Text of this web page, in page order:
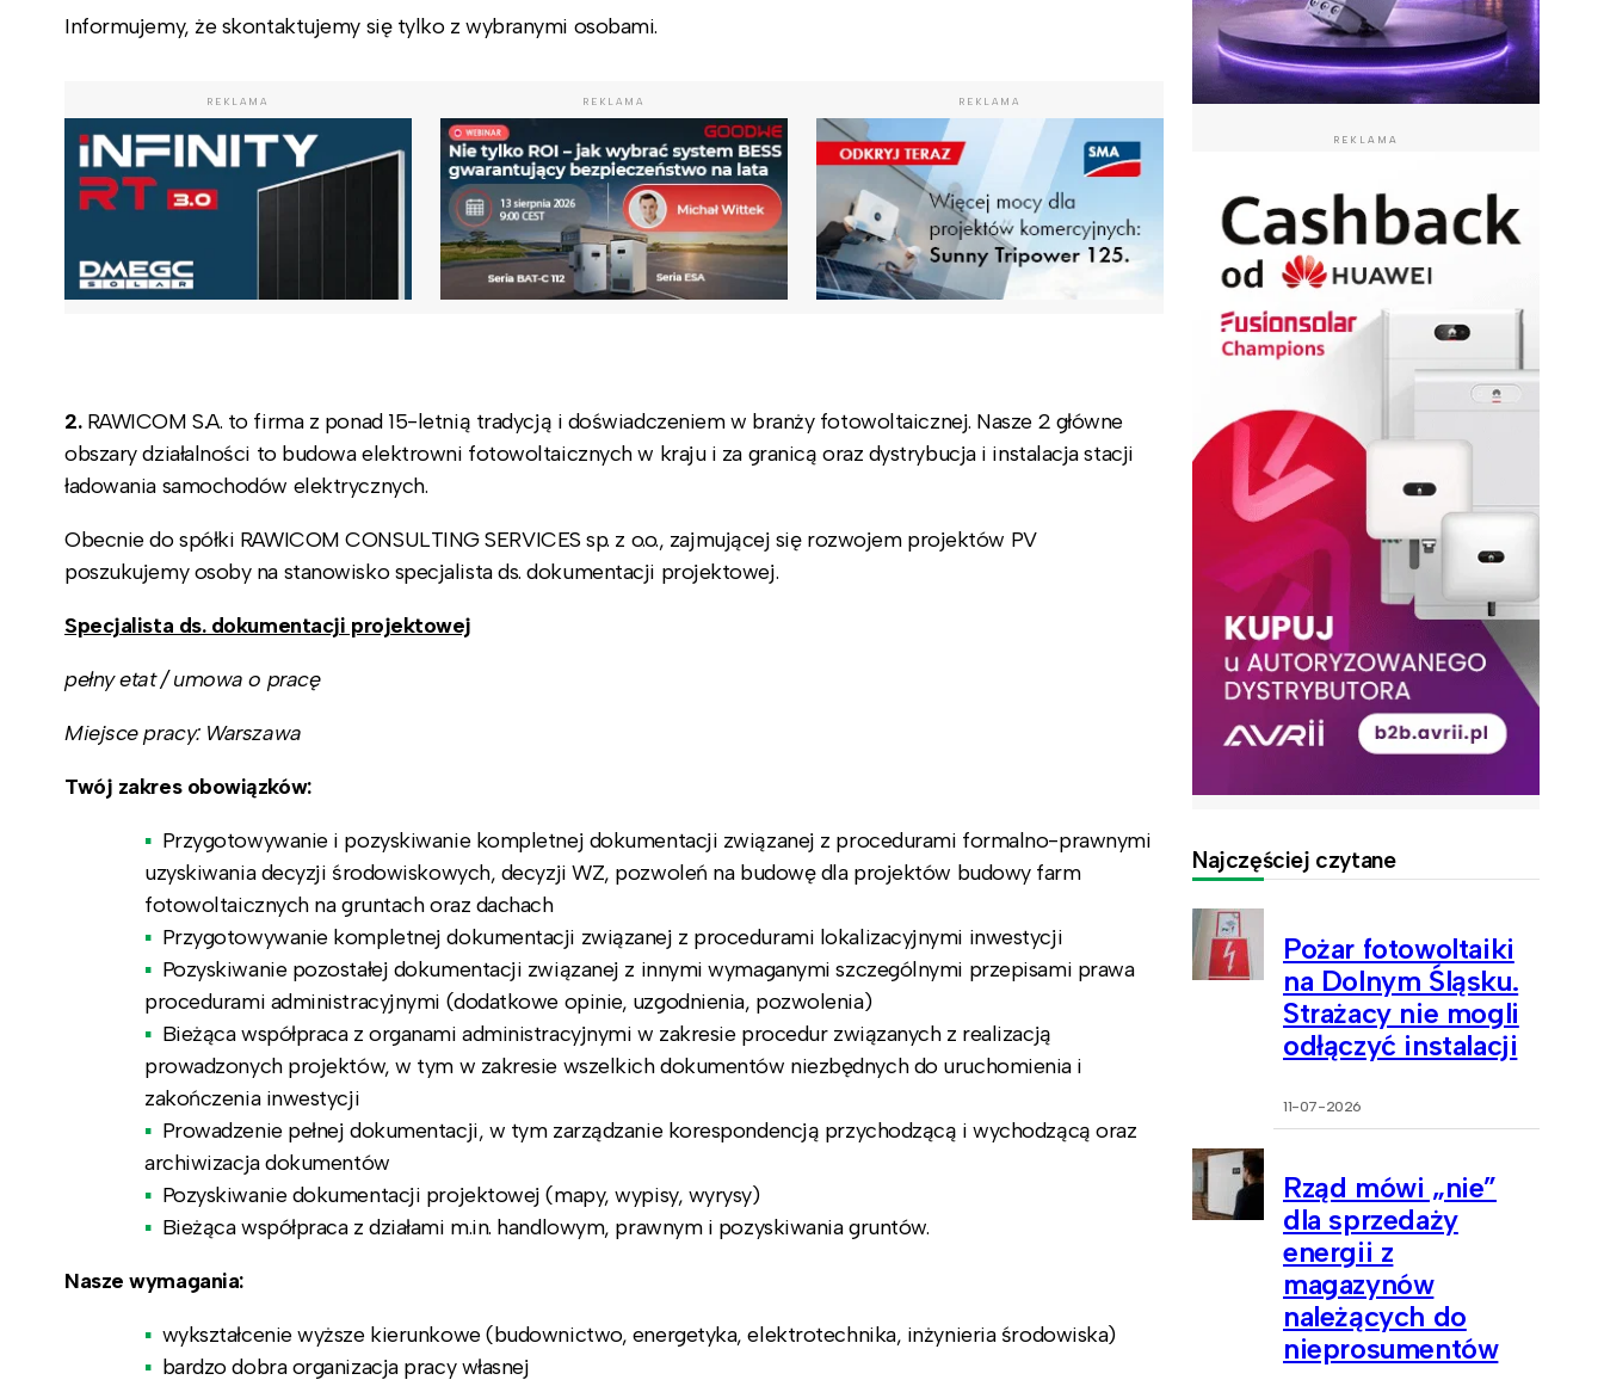
Informujemy, że skontaktujemy się tylko z wybranymi osobami.
REKLAMA REKLAMA REKLAMA
2.RAWICOM S.A. to firma z ponad 15-letnią tradycją i doświadczeniem w branży fotowoltaicznej. Nasze 2 główne
obszary działalności to budowa elektrowni fotowoltaicznych w kraju i za granicą oraz dystrybucja i instalacja stacji
ładowania samochodów elektrycznych.
Obecnie do spółki RAWICOM CONSULTING SERVICES sp. z o.o., zajmującej się rozwojem projektów PV
poszukujemy osoby na stanowisko specjalista ds. dokumentacji projektowej.
Specjalista ds. dokumentacji projektowej
pełny etat / umowa o pracę
Miejsce pracy: Warszawa
Twój zakres obowiązków:
Przygotowywanie i pozyskiwanie kompletnej dokumentacji związanej z procedurami formalno-prawnymi
uzyskiwania decyzji środowiskowych, decyzji WZ, pozwoleń na budowę dla projektów budowy farm
fotowoltaicznych na gruntach oraz dachach
Przygotowywanie kompletnej dokumentacji związanej z procedurami lokalizacyjnymi inwestycji
Pozyskiwanie pozostałej dokumentacji związanej z innymi wymaganymi szczególnymi przepisami prawa
procedurami administracyjnymi (dodatkowe opinie, uzgodnienia, pozwolenia)
Bieżąca współpraca z organami administracyjnymi w zakresie procedur związanych z realizacją
prowadzonych projektów, w tym w zakresie wszelkich dokumentów niezbędnych do uruchomienia i
zakończenia inwestycji
Prowadzenie pełnej dokumentacji, w tym zarządzanie korespondencją przychodzącą i wychodzącą oraz
archiwizacja dokumentów
Pozyskiwanie dokumentacji projektowej (mapy, wypisy, wyrysy)
Bieżąca współpraca z działami m.in. handlowym, prawnym i pozyskiwania gruntów.
Nasze wymagania:
wykształcenie wyższe kierunkowe (budownictwo, energetyka, elektrotechnika, inżynieria środowiska)
bardzo dobra organizacja pracy własnej
REKLAMA
Najczęściej czytane
Pożar fotowoltaiki
na Dolnym Śląsku.
Strażacy nie mogli
odłączyć instalacji
11-07-2026
Rząd mówi „nie”
dla sprzedaży
energii z
magazynów
należących do
nieprosumentów